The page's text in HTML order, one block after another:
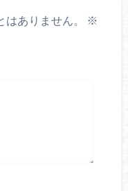
ありません。
※